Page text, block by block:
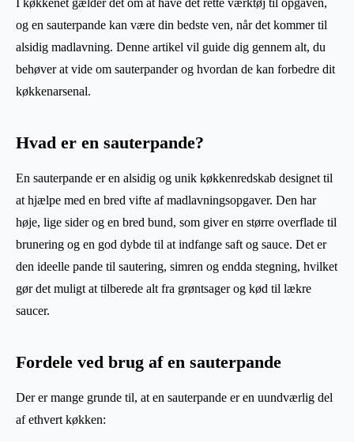
I køkkenet gælder det om at have det rette værktøj til opgaven,
og en sauterpande kan være din bedste ven, når det kommer til
alsidig madlavning. Denne artikel vil guide dig gennem alt, du
behøver at vide om sauterpander og hvordan de kan forbedre dit
køkkenarsenal.
Hvad er en sauterpande?
En sauterpande er en alsidig og unik køkkenredskab designet til
at hjælpe med en bred vifte af madlavningsopgaver. Den har
høje, lige sider og en bred bund, som giver en større overflade til
brunering og en god dybde til at indfange saft og sauce. Det er
den ideelle pande til sautering, simren og endda stegning, hvilket
gør det muligt at tilberede alt fra grøntsager og kød til lækre
saucer.
Fordele ved brug af en sauterpande
Der er mange grunde til, at en sauterpande er en uundværlig del
af ethvert køkken: